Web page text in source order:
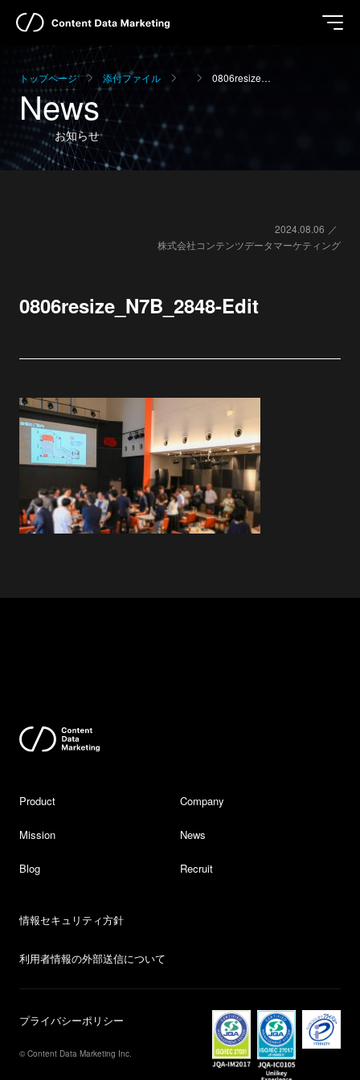
トップページ 添付ファイル 0806resize…
News
お知らせ
2024.08.06
株式会社コンテンツデータマーケティング
0806resize_N7B_2848-Edit
Product Company
Mission News
Blog Recruit
情報セキュリティ方針
利用者情報の外部送信について
プライバシーポリシー
© Content Data Marketing Inc.